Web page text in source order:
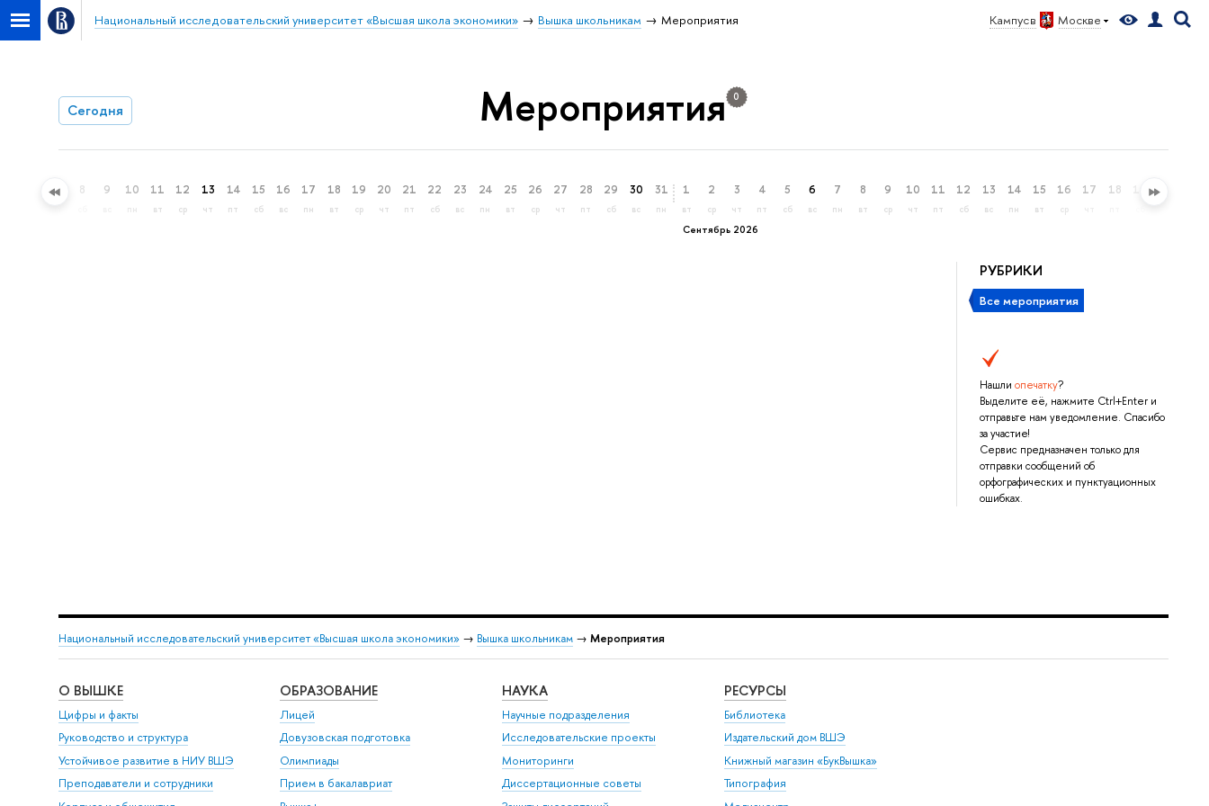
Кампус в Москве
Национальный исследовательский университет «Высшая школа экономики» Вышка школьникам Мероприятия
Сегодня Мероприятия 0
7 8 9 10
пн
11
вт
12
ср
13
чт
14
пт
15
сб
16
вс
17
пн
18
вт
19
ср
20
чт
21
пт
22
сб
23
вс
24
пн
25
вт
26
ср
27
чт
28
пт
29
сб
30
вс
31
пн
Сентябрь 2026
1
вт
2
ср
3
чт
4
пт
5
сб
6
вс
7
пн
8
вт
9
ср
10
чт
11
пт
12
сб
13
вс
14
пн
15
вт
16
ср
17 18 20
РУБРИКИ
Все мероприятия
Нашли опечатку?
Выделите её, нажмите Ctrl+Enter и
отправьте нам уведомление. Спасибо
за участие!
Сервис предназначен только для
отправки сообщений об
орфографических и пунктуационных
ошибках.
Национальный исследовательский университет «Высшая школа экономики» → Вышка школьникам→ Мероприятия
О ВЫШКЕ
Цифры и факты
Руководство и структура
Устойчивое развитие в НИУ ВШЭ
Преподаватели и сотрудники
ОБРАЗОВАНИЕ
Лицей
Довузовская подготовка
Олимпиады
Прием в бакалавриат
НАУКА
Научные подразделения
Исследовательские проекты
Мониторинги
Диссертационные советы
РЕСУРСЫ
Библиотека
Издательский дом ВШЭ
Книжный магазин «БукВышка»
Типография